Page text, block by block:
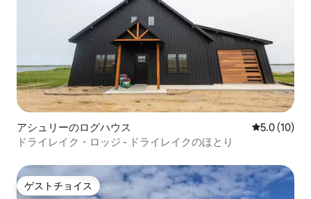
アシュリーのログハウス レビュー10
5.0 (10)
ドライレイク・ロッジ - ドライレイクのほとり
ゲストチョイス
ゲストチョイス